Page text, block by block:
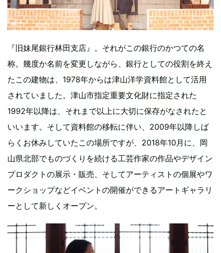
『旧妹尾銀行林田支店』。それがこの銀行のかつての名
称。幾度か名前を変更しながら、銀行としての役割を終え
たこの建物は、1978年からは津山洋学資料館として活用
されていました。津山市指定重要文化財に指定された
1992年以降は、それまで以上に大切に保存がなされたと
いいます。そして資料館の移転に伴い、2009年以降しば
らくお休みしていたこの場所ですが、2018年10月に、岡
山県北部でものづくりを続ける工芸作家の作品やデザイン
プロダクトの展示・販売、そしてアーティストの個展やワ
ークショップなどイベントの開催ができるアートギャラリ
ーとして新しくオープン。